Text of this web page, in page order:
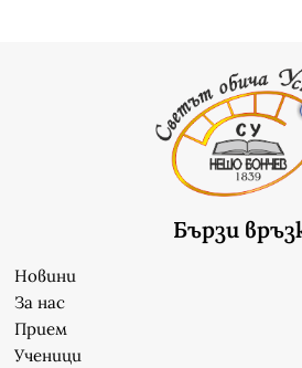
Бързи
Новини
За нас
Прием
Ученици